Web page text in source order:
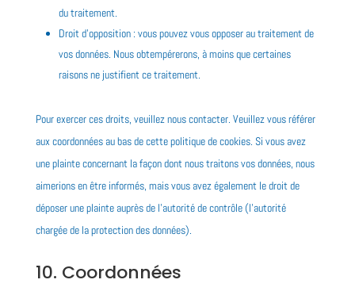
du traitement.
Droit d’opposition : vous pouvez vous opposer au traitement de
vos données. Nous obtempérerons, à moins que certaines
raisons ne justifient ce traitement.
Pour exercer ces droits, veuillez nous contacter. Veuillez vous référer
aux coordonnées au bas de cette politique de cookies. Si vous avez
une plainte concernant la façon dont nous traitons vos données, nous
aimerions en être informés, mais vous avez également le droit de
déposer une plainte auprès de l’autorité de contrôle (l’autorité
chargée de la protection des données).
10. Coordonnées